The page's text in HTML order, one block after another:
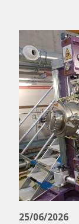
25/06/2026